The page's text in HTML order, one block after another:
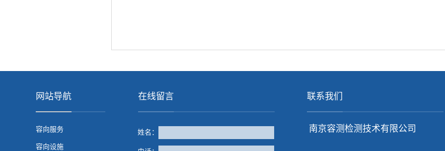
网站导航 在线留言 联系我们
容向服务
容向设施
姓名： 南京容测检测技术有限公司